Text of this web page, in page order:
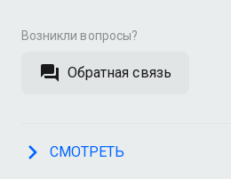
Возникли вопросы?
Обратная связь
СМОТРЕТЬ